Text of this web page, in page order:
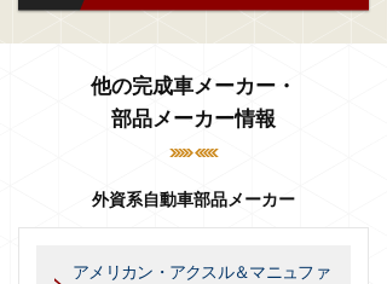
他の完成車メーカー・
部品メーカー情報
外資系自動車部品メーカー
アメリカン・アクスル＆マニュファ